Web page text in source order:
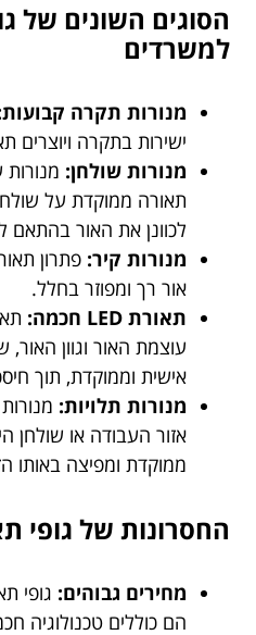
הסוגים השונים של
למשרדים
מנורות תקרה
ישירות בתקרה
מנורות שולחן:
תאורה ממוקדת על
לכוונן את האור בהתאם
מנורות קיר: פתרון
אור רך ומפוזר בחלל.
תאורת LED חכמה:
עוצמת האור וגוון
אישית וממוקדת, תוך
מנורות תלויות:
אזור העבודה או שולחן
ממוקדת ומפיצה באותו
החסרונות של גופי
מחירים גבוהים: גופי
הם כוללים טכנולוגיה